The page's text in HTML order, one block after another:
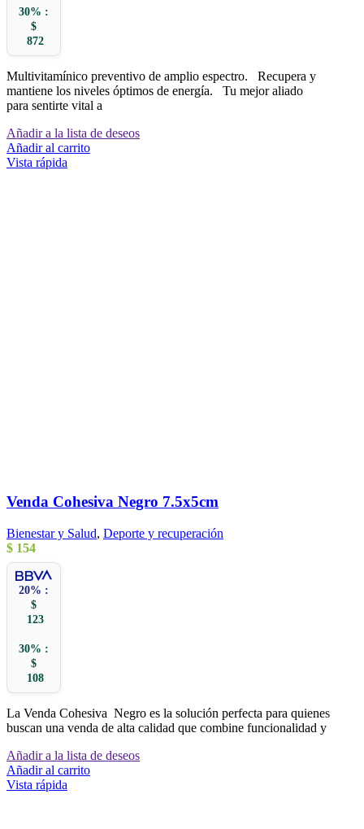
30% :
$
872
Multivitamínico preventivo de amplio espectro. Recupera y
mantiene los niveles óptimos de energía. Tu mejor aliado
para sentirte vital a
Añadir a la lista de deseos
Añadir al carrito
Vista rápida
Venda Cohesiva Negro 7.5x5cm
Bienestar y Salud, Deporte y recuperación
$ 154
20% :
$
123
30% :
$
108
La Venda Cohesiva Negro es la solución perfecta para quienes
buscan una venda de alta calidad que combine funcionalidad y
Añadir a la lista de deseos
Añadir al carrito
Vista rápida